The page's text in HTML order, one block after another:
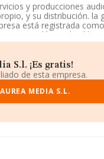
y producciones
y su distribución. la
está registrada
y de vídeo'
está situada en Avenida
Cataluña.
compañías, la
de la facturación
La antigüedad desde la
S.l. ¡Es gratis!
de esta empresa.
MEDIA S.L.